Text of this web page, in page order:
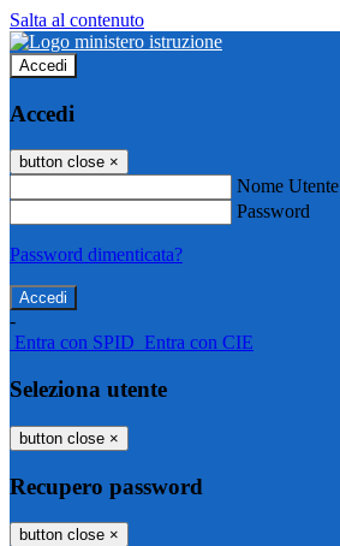
Salta al contenuto
Accedi
Accedi
button close ×
Nome Utente
Password
Password dimenticata?
-
Entra con SPID Entra con CIE
Seleziona utente
button close ×
Recupero password
button close ×